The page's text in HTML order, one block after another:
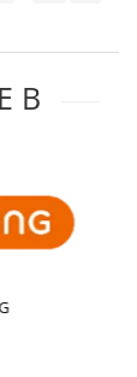
B